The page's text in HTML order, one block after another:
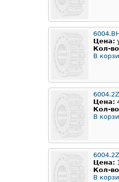
Цена:
Кол-
В
Цена:
Кол-
В
Цена:
Кол-
В